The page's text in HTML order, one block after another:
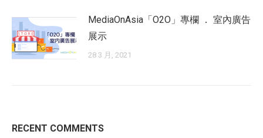
MediaOnAsia「O2O」專欄 ． 室內廣告
展示
28 3 月, 2021
RECENT COMMENTS